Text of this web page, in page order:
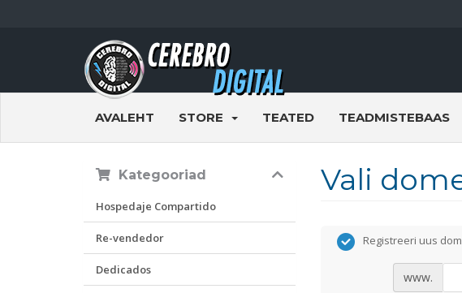
AVALEHT STORE TEATED TEADMISTEBAAS
Vali
Kategooriad
Hospedaje Compartido
Re-vendedor
Dedicados
Registreeri uus
www.